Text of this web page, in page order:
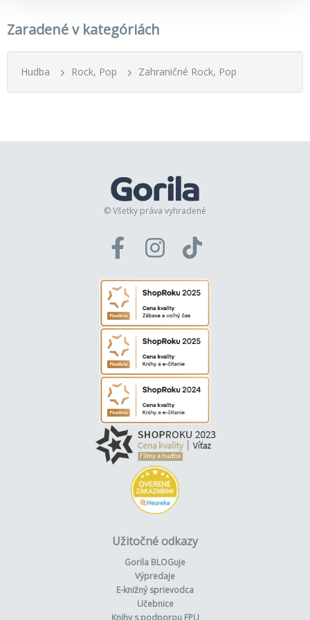
Zaradené v kategóriách
Hudba Rock, Pop Zahraničné Rock, Pop
© Všetky práva vyhradené
Užitočné odkazy
Gorila BLOGuje
Výpredaje
E-knižný sprievodca
Učebnice
Knihy s podporou FPU